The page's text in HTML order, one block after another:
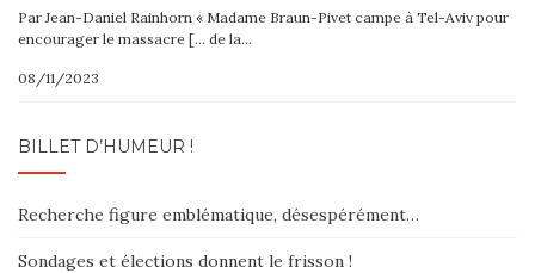
Par Jean-Daniel Rainhorn « Madame Braun-Pivet campe à Tel-Aviv pour
encourager le massacre [… de la…
08/11/2023
BILLET D’HUMEUR !
Recherche figure emblématique, désespérément…
Sondages et élections donnent le frisson !